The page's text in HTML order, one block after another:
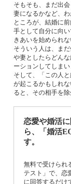
そもそも、まだ出
妻になるかなど、わ
ところが、結婚に
手として自分に向
きあいを始められな
そういう人は、ま
や妻としたらどん
ーションしてしまい
そして、「この人
が起こるかもしれ
ると、その相手を除
恋愛や婚活
ら、「婚活
す。
無料で受けられ
テスト」で、恋
に回答するだけ